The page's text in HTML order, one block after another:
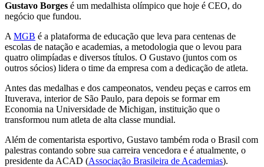
Gustavo Borges é um medalhista olímpico que hoje é CEO, do
negócio que fundou.
A MGB é a plataforma de educação que leva para centenas de
escolas de natação e academias, a metodologia que o levou para
quatro olimpíadas e diversos títulos. O Gustavo (juntos com os
outros sócios) lidera o time da empresa com a dedicação de atleta.
Antes das medalhas e dos campeonatos, vendeu peças e carros em
Ituverava, interior de São Paulo, para depois se formar em
Economia na Universidade de Michigan, instituição que o
transformou num atleta de alta classe mundial.
Além de comentarista esportivo, Gustavo também roda o Brasil com
palestras contando sobre sua carreira vencedora e é atualmente, o
presidente da ACAD (Associação Brasileira de Academias).